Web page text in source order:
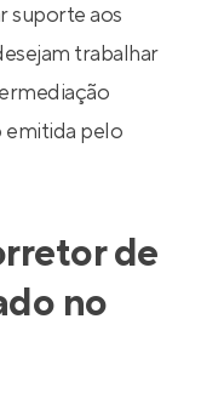
suporte aos
trabalhar
emitida pelo
de
no